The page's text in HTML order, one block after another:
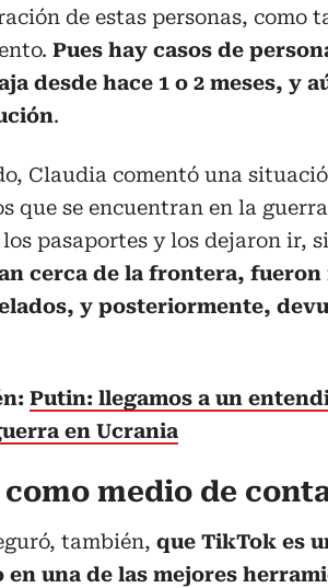
de estas personas, como
Pues hay casos de
desde hace 1 o 2 meses, y
.
Claudia comentó una
que se encuentran en la
pasaportes y los dejaron ir,
cerca de la frontera,
y posteriormente,
Putin: llegamos a un
en Ucrania
medio de
también, que TikTok es
una de las mejores